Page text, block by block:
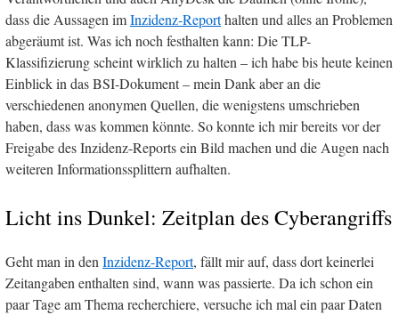
dass die Aussagen imInzidenz-Reporthalten und alles an Problemen
abgeräumt ist. Was ich noch festhalten kann: Die TLP-
Klassifizierung scheint wirklich zu halten – ich habe bis heute keinen
Einblick in das BSI-Dokument – mein Dank aber an die
verschiedenen anonymen Quellen, die wenigstens umschrieben
haben, dass was kommen könnte. So konnte ich mir bereits vor der
Freigabe des Inzidenz-Reports ein Bild machen und die Augen nach
weiteren Informationssplittern aufhalten.
Licht ins Dunkel: Zeitplan des Cyberangriffs
Geht man in denInzidenz-Report, fällt mir auf, dass dort keinerlei
Zeitangaben enthalten sind, wann was passierte. Da ich schon ein
paar Tage am Thema recherchiere, versuche ich mal ein paar Daten